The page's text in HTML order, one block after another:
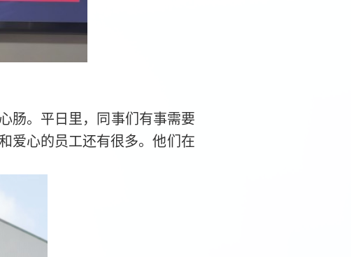
肠。平日里，同事们有事需要
爱心的员工还有很多。他们在